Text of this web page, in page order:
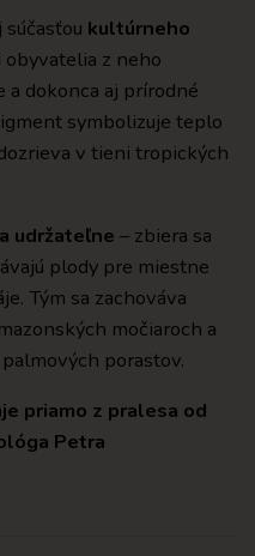
kultúrneho
z neho
a dokonca aj prírodné
symbolizuje teplo
v tieni tropických
udržateľne – zbiera sa
plody pre miestne
Tým sa zachováva
močiaroch a
porastov.
priamo z pralesa od
Petra